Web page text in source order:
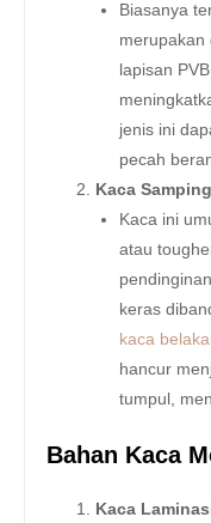
Biasanya
merupakan
lapisan
jenis ini
pecah
Kaca
Kaca ini
atau
keras
kaca
hancur
tumpul,
Bahan Kaca
Kaca